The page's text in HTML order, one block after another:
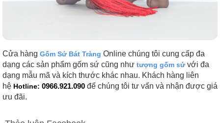
Cửa hàng Gốm Sứ Bát Tràng Online chúng tôi cung cấp đa
dạng các sản phẩm gốm sứ cũng như tượng gốm sứvới đa
dạng mẫu mã và kích thước khác nhau. Khách hàng liên
hệ Hotline: 0966.921.090 để chúng tôi tư vấn và nhận được giá
ưu đãi.